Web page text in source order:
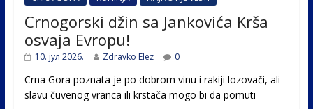
Crnogorski džin sa Jankovića Krša
osvaja Evropu!
10. јул 2026. Zdravko Elez 0
Crna Gora poznata je po dobrom vinu i rakiji lozovači, ali
slavu čuvenog vranca ili krstača mogo bi da pomuti